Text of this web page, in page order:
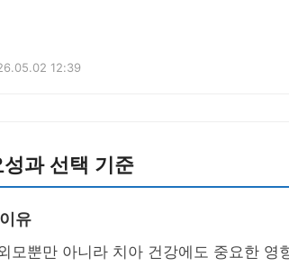
12:39
과 선택 기준
유
모뿐만 아니라 치아 건강에도 중요한 영